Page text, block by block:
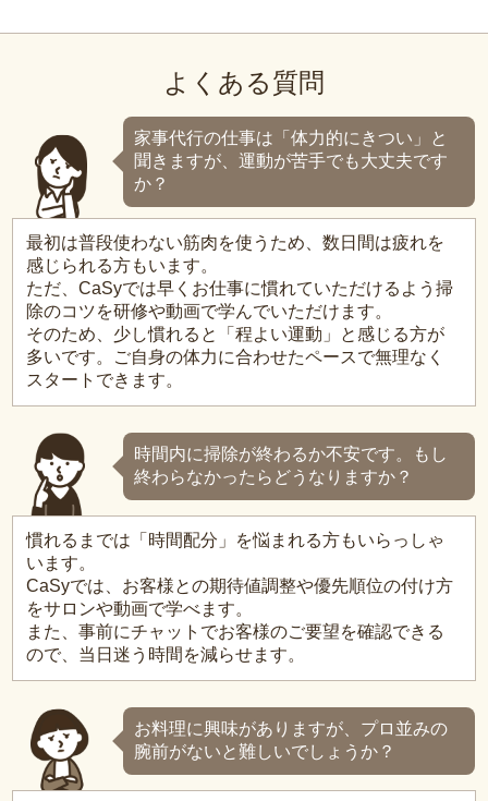
よくある質問
家事代行の仕事は「体力的にきつい」と
聞きますが、運動が苦手でも大丈夫です
か？
最初は普段使わない筋肉を使うため、数日間は疲れを
感じられる方もいます。
ただ、CaSyでは早くお仕事に慣れていただけるよう掃
除のコツを研修や動画で学んでいただけます。
そのため、少し慣れると「程よい運動」と感じる方が
多いです。ご自身の体力に合わせたペースで無理なく
スタートできます。
時間内に掃除が終わるか不安です。もし
終わらなかったらどうなりますか？
慣れるまでは「時間配分」を悩まれる方もいらっしゃ
います。
CaSyでは、お客様との期待値調整や優先順位の付け方
をサロンや動画で学べます。
また、事前にチャットでお客様のご要望を確認できる
ので、当日迷う時間を減らせます。
お料理に興味がありますが、プロ並みの
腕前がないと難しいでしょうか？